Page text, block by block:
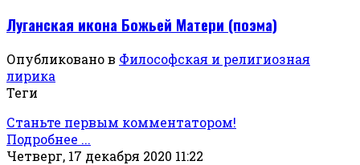
Луганская икона Божьей Матери (поэма)
Опубликовано в Философская и религиозная
лирика
Теги
Станьте первым комментатором!
Подробнее ...
Четверг, 17 декабря 2020 11:22